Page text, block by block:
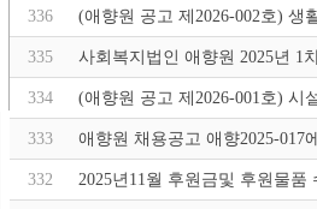
336 (애향원 공고 제2026-002호) 생
335 사회복지법인 애향원 2025년 1
334 (애향원 공고 제2026-001호) 시
333 애향원 채용공고 애향2025-017
332 2025년11월 후원금및 후원물품